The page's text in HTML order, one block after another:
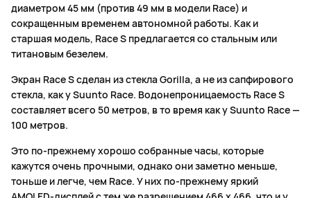
диаметром 45 мм (против 49 мм в модели Race) и
сокращенным временем автономной работы. Как и
старшая модель, Race S предлагается со стальным или
титановым безелем.
Экран Race S сделан из стекла Gorilla, а не из сапфирового
стекла, как у Suunto Race. Водонепроницаемость Race S
составляет всего 50 метров, в то время как у Suunto Race —
100 метров.
Это по-прежнему хорошо собранные часы, которые
кажутся очень прочными, однако они заметно меньше,
тоньше и легче, чем Race. У них по-прежнему яркий